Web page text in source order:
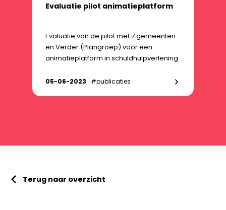
Evaluatie pilot animatieplatform
Evaluatie van de pilot met 7 gemeenten
en Verder (Plangroep) voor een
animatieplatform in schuldhulpverlening
05-06-2023 #publicaties
Terug naar overzicht